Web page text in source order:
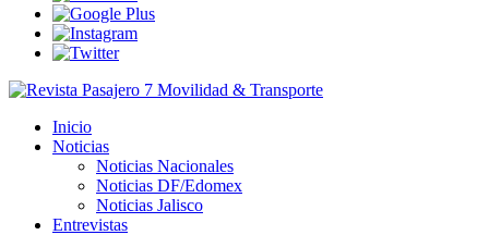
Inicio
Noticias
Noticias Nacionales
Noticias DF/Edomex
Noticias Jalisco
Entrevistas